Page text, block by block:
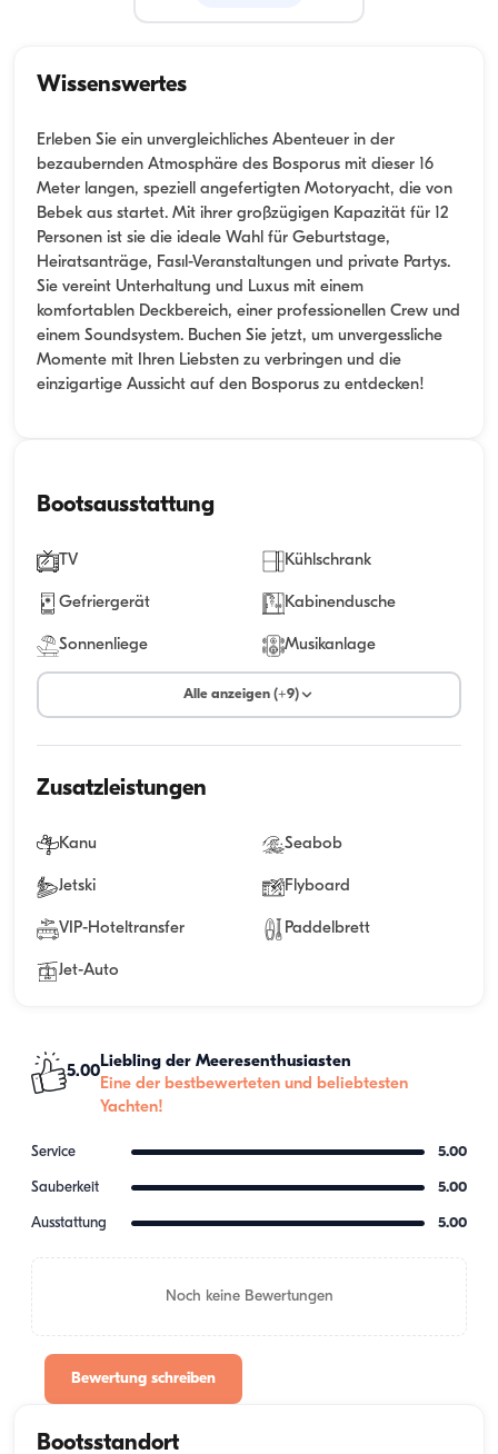
Wissenswertes
Erleben Sie ein unvergleichliches Abenteuer in der
bezaubernden Atmosphäre des Bosporus mit dieser 16
Meter langen, speziell angefertigten Motoryacht, die von
Bebek aus startet. Mit ihrer großzügigen Kapazität für 12
Personen ist sie die ideale Wahl für Geburtstage,
Heiratsanträge, Fasıl-Veranstaltungen und private Partys.
Sie vereint Unterhaltung und Luxus mit einem
komfortablen Deckbereich, einer professionellen Crew und
einem Soundsystem. Buchen Sie jetzt, um unvergessliche
Momente mit Ihren Liebsten zu verbringen und die
einzigartige Aussicht auf den Bosporus zu entdecken!
Bootsausstattung
TV Kühlschrank
Gefriergerät Kabinendusche
Sonnenliege Musikanlage
Alle anzeigen (+9)
Zusatzleistungen
Kanu Seabob
Jetski Flyboard
VIP-Hoteltransfer Paddelbrett
Jet-Auto
5.00
Liebling der Meeresenthusiasten
Eine der bestbewerteten und beliebtesten
Yachten!
Service 5.00
Sauberkeit 5.00
Ausstattung 5.00
Noch keine Bewertungen
Bewertung schreiben
Bootsstandort